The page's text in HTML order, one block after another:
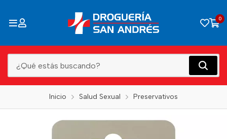
0
Inicio Salud Sexual Preservativos